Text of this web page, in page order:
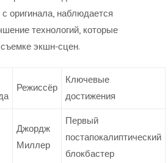
оригинала, наблюдается
технологий, которые
экшн-сцен.
Режиссёр
Ключевые
достижения
Джордж
Миллер
Первый
постапокалиптический
блокбастер